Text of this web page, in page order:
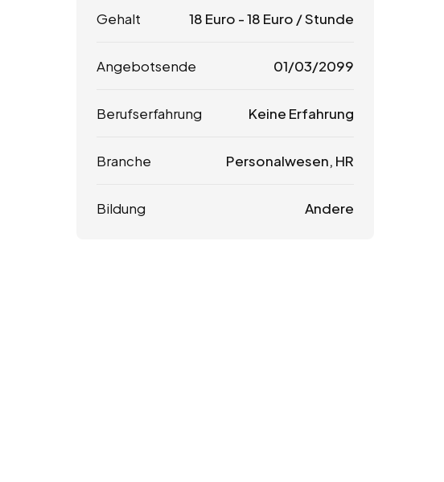
Gehalt 18 Euro -18 Euro / Stunde
Angebotsende 01/03/2099
Berufserfahrung Keine Erfahrung
Branche Personalwesen, HR
Bildung Andere